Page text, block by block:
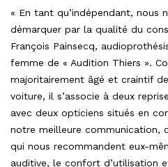
« En tant qu’indépendant, nous
démarquer par la qualité du
François Painsecq,
femme de « Audition Thiers ».
majoritairement âgé et craintif
voiture, il s’associe à deux
avec deux opticiens situés en
notre meilleure communication,
qui nous recommandent eux-
auditive, le confort d’utilisation